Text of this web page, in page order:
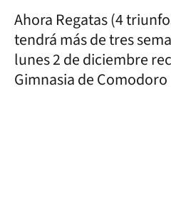
Ahora Regatas (4
tendrá más de tres
lunes 2 de diciembre
Gimnasia de Comodoro